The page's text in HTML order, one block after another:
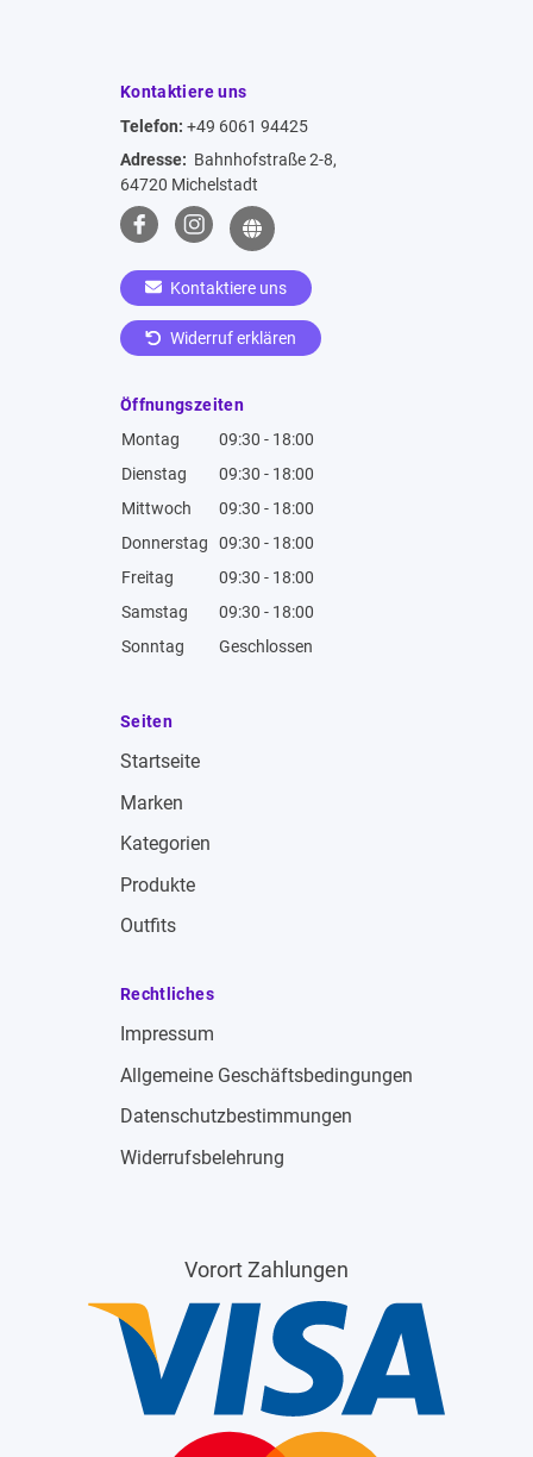
Kontaktiere uns
Telefon: +49 6061 94425
Adresse: Bahnhofstraße 2-8,
64720 Michelstadt
Kontaktiere uns
Widerruf erklären
Öffnungszeiten
Montag
09:30 - 18:00
Dienstag
09:30 - 18:00
Mittwoch
09:30 - 18:00
Donnerstag
09:30 - 18:00
Freitag
09:30 - 18:00
Samstag
09:30 - 18:00
Sonntag
Geschlossen
Seiten
Startseite
Marken
Kategorien
Produkte
Outfits
Rechtliches
Impressum
Allgemeine Geschäftsbedingungen
Datenschutzbestimmungen
Widerrufsbelehrung
Vorort Zahlungen